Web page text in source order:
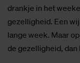
drankje in het
gezelligheid. Een
lange week. Maar
de gezelligheid,